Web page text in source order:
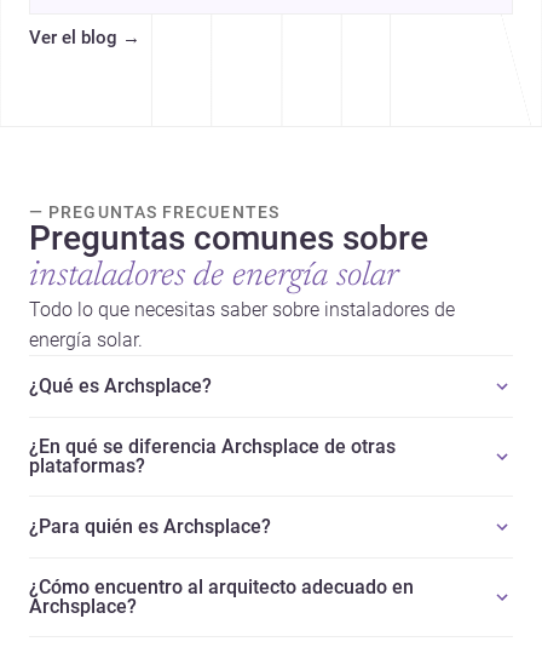
Ver el blog →
— PREGUNTAS FRECUENTES
Preguntas comunes sobre
instaladores de energía solar
Todo lo que necesitas saber sobre instaladores de
energía solar.
¿Qué es Archsplace?
¿En qué se diferencia Archsplace de otras
plataformas?
¿Para quién es Archsplace?
¿Cómo encuentro al arquitecto adecuado en
Archsplace?